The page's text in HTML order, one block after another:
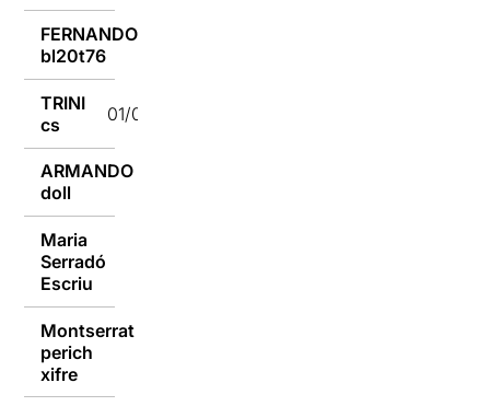
FERNANDO
bl20t76
TRINI
cs
01/03/2023
ARMANDO
doll
Maria
Serradó
Escriu
Montserrat
perich
xifre